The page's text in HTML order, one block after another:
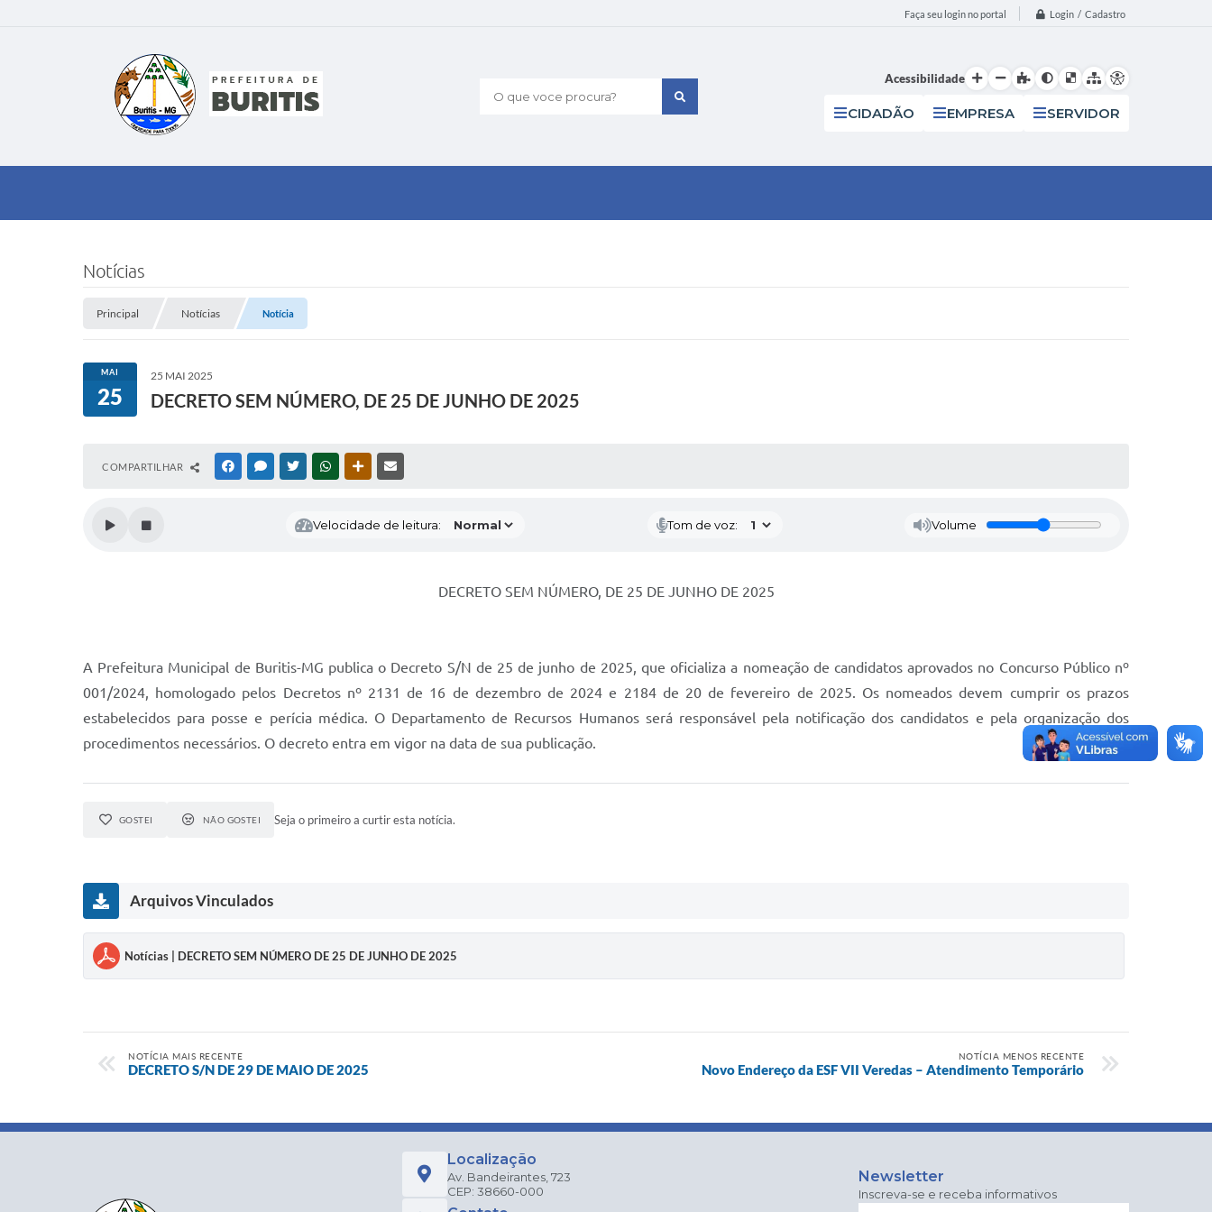
Faça seu login no portal Login / Cadastro
O que voce procura?
Acessibilidade
CIDADÃO EMPRESA SERVIDOR
Notícias
Principal Notícias Notícia
MAI
25
25 MAI 2025
DECRETO SEM NÚMERO, DE 25 DE JUNHO DE 2025
COMPARTILHAR FACEBOOKMESSENGER
TWITTERWHATSAPPOUTRAS MÍDIAS
Velocidade de leitura: Tom de voz: Volume
DECRETO SEM NÚMERO, DE 25 DE JUNHO DE 2025
A Prefeitura Municipal de Buritis-MG publica o Decreto S/N de 25 de junho de 2025, que oficializa a nomeação de candidatos aprovados no Concurso Público nº
001/2024, homologado pelos Decretos nº 2131 de 16 de dezembro de 2024 e 2184 de 20 de fevereiro de 2025. Os nomeados devem cumprir os prazos
estabelecidos para posse e perícia médica. O Departamento de Recursos Humanos será responsável pela notificação dos candidatos e pela organização dos
procedimentos necessários. O decreto entra em vigor na data de sua publicação.
GOSTEI NÃO GOSTEI Seja o primeiro a curtir esta notícia.
Arquivos Vinculados
Notícias | DECRETO SEM NÚMERO DE 25 DE JUNHO DE 2025
NOTÍCIA MAIS RECENTE
DECRETO S/N DE 29 DE MAIO DE 2025
NOTÍCIA MENOS RECENTE
Novo Endereço da ESF VII Veredas – Atendimento Temporário
Localização
Av. Bandeirantes, 723
CEP: 38660-000
Newsletter
Inscreva-se e receba informativos